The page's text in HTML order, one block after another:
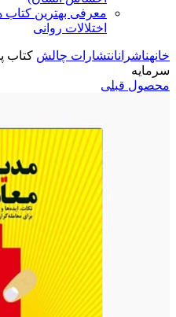
معرفی بهترین
اختلالات روانی
خانهناشرانانتشارات چالش کتاب
سرمایه
محصول قبلی